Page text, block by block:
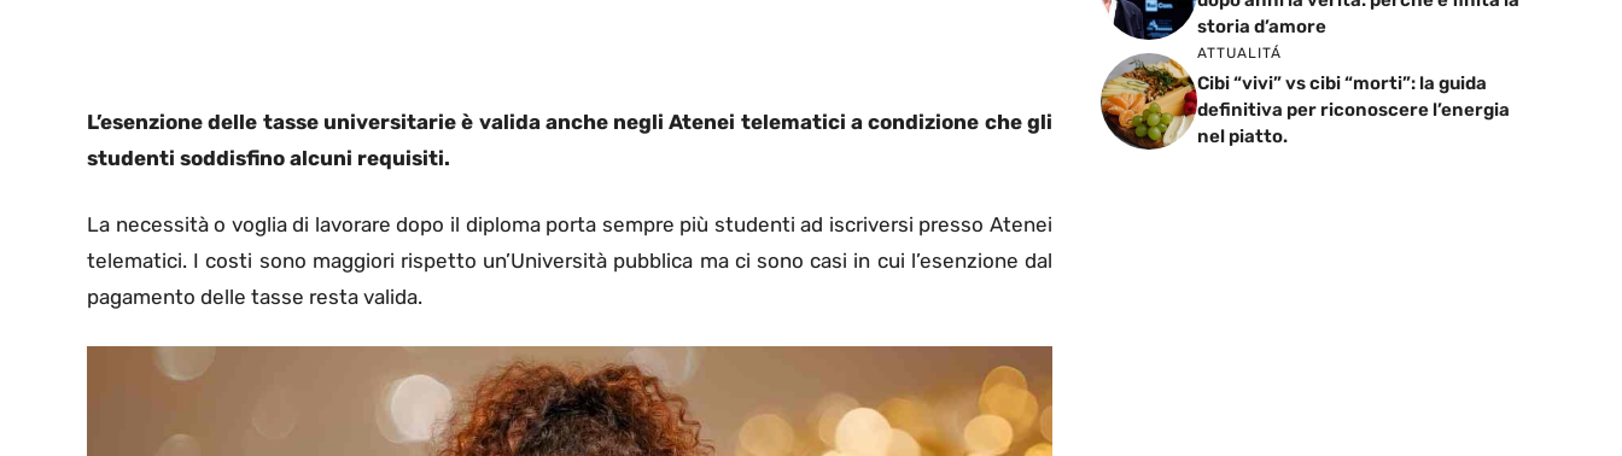
L’esenzione delle tasse universitarie è valida anche negli Atenei telematici a condizione che gli
studenti soddisfino alcuni requisiti.
La necessità o voglia di lavorare dopo il diploma porta sempre più studenti ad iscriversi presso Atenei
telematici. I costi sono maggiori rispetto un’Università pubblica ma ci sono casi in cui l’esenzione dal
pagamento delle tasse resta valida.
storia d’amore
ATTUALITÁ
Cibi “vivi” vs cibi “morti”: la guida
definitiva per riconoscere l’energia
nel piatto.